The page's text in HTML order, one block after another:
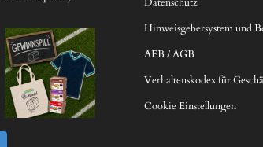
Hinweisgebersystem und
AEB / AGB
Verhaltenskodex für
Cookie Einstellungen